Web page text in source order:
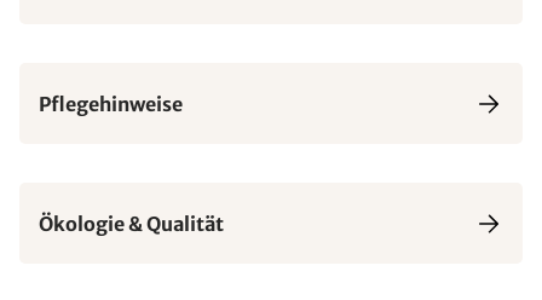
Pflegehinweise
Ökologie & Qualität